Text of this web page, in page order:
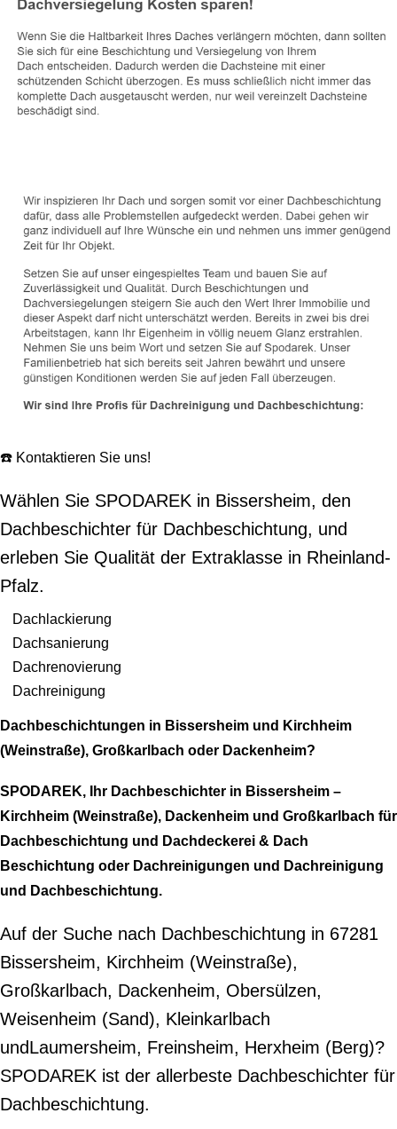
☎️ Kontaktieren Sie uns!
Wählen Sie SPODAREK in Bissersheim, den
Dachbeschichter für Dachbeschichtung, und
erleben Sie Qualität der Extraklasse in Rheinland-
Pfalz.
Dachlackierung
Dachsanierung
Dachrenovierung
Dachreinigung
Dachbeschichtungen in Bissersheim und Kirchheim
(Weinstraße), Großkarlbach oder Dackenheim?
SPODAREK, Ihr Dachbeschichter in Bissersheim –
Kirchheim (Weinstraße), Dackenheim und Großkarlbach für
Dachbeschichtung und Dachdeckerei & Dach
Beschichtung oder Dachreinigungen und Dachreinigung
und Dachbeschichtung.
Auf der Suche nach Dachbeschichtung in 67281
Bissersheim, Kirchheim (Weinstraße),
Großkarlbach, Dackenheim, Obersülzen,
Weisenheim (Sand), Kleinkarlbach
undLaumersheim, Freinsheim, Herxheim (Berg)?
SPODAREK ist der allerbeste Dachbeschichter für
Dachbeschichtung.